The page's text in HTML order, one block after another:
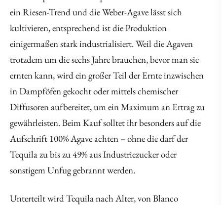
ein Riesen-Trend und die Weber-Agave lässt sich
kultivieren, entsprechend ist die Produktion
einigermaßen stark industrialisiert. Weil die Agaven
trotzdem um die sechs Jahre brauchen, bevor man sie
ernten kann, wird ein großer Teil der Ernte inzwischen
in Dampföfen gekocht oder mittels chemischer
Diffusoren aufbereitet, um ein Maximum an Ertrag zu
gewährleisten. Beim Kauf solltet ihr besonders auf die
Aufschrift 100% Agave achten – ohne die darf der
Tequila zu bis zu 49% aus Industriezucker oder
sonstigem Unfug gebrannt werden.
Unterteilt wird Tequila nach Alter, von Blanco